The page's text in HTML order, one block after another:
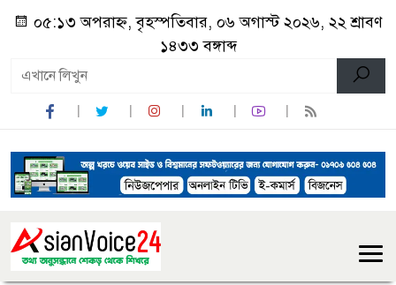
০৫:১৩ অপরাহ্ন, বৃহস্পতিবার, ০৬ অগাস্ট ২০২৬, ২২ শ্রাবণ
১৪৩৩ বঙ্গাব্দ